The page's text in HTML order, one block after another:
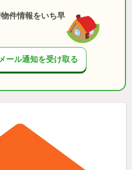
件情報をいち早
ール通知を受け取る